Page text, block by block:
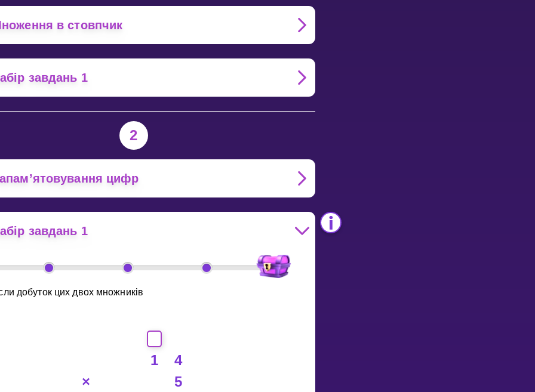
в стовпчик
завдань 1
2
цифр
завдань 1
добуток цих двох множників
1
4
×
5